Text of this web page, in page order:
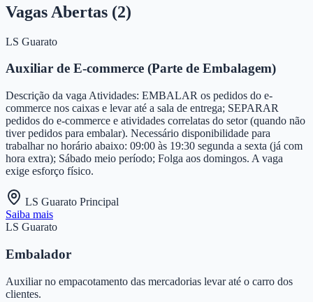
Vagas Abertas (2)
LS Guarato
Auxiliar de E-commerce (Parte de Embalagem)
Descrição da vaga Atividades: EMBALAR os pedidos do e-
commerce nos caixas e levar até a sala de entrega; SEPARAR
pedidos do e-commerce e atividades correlatas do setor (quando não
tiver pedidos para embalar). Necessário disponibilidade para
trabalhar no horário abaixo: 09:00 às 19:30 segunda a sexta (já com
hora extra); Sábado meio período; Folga aos domingos. A vaga
exige esforço físico.
LS Guarato Principal
Saiba mais
LS Guarato
Embalador
Auxiliar no empacotamento das mercadorias levar até o carro dos
clientes.